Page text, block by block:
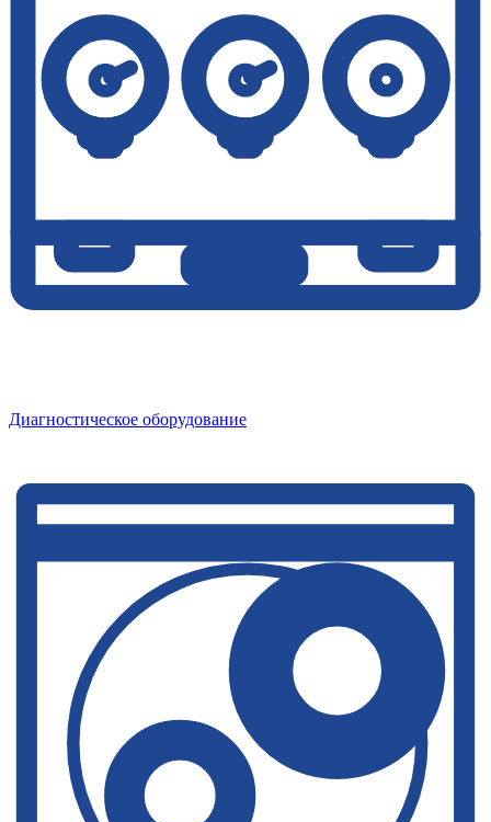
Диагностическое оборудование